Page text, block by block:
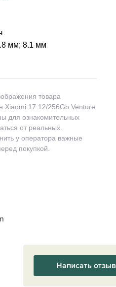
мм; 8.1 мм
товара
17 12/256Gb Venture
для ознакомительных
от реальных.
у оператора важные
покупкой.
Написать отзыв